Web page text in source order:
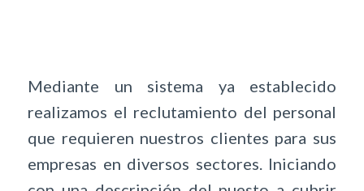
Mediante un sistema ya establecido
realizamos el reclutamiento del personal
que requieren nuestros clientes para sus
empresas en diversos sectores. Iniciando